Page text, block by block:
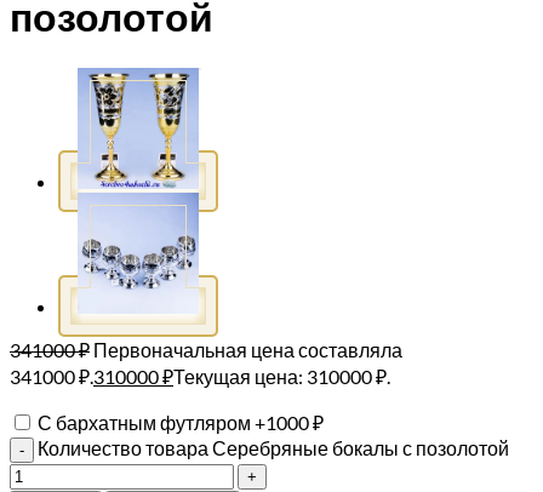
позолотой
341000₽ Первоначальная цена составляла
341000 ₽.310000₽Текущая цена: 310000 ₽.
С бархатным футляром +1000₽
Количество товара Серебряные бокалы с позолотой